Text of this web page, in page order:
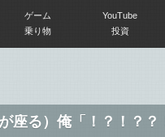
ゲーム YouTube
乗り物 投資